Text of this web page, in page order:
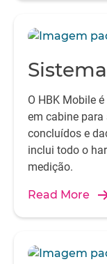
O HBK Mobile
em cabine
concluídos e
inclui todo o
medição.
Read More